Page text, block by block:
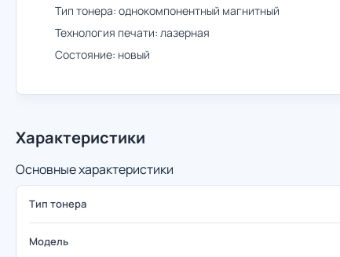
Тип тонера: однокомпонентный магнитный
Технология печати: лазерная
Состояние: новый
Характеристики
Основные характеристики
Тип тонера
Модель